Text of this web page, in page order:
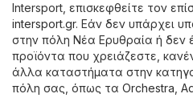
Intersport, επισκεφθείτε τον
intersport.gr. Εάν δεν υπάρχει
στην πόλη Νέα Ερυθραία ή δεν
προϊόντα που χρειάζεστε,
άλλα καταστήματα στην
πόλη σας, όπως τα Orchestra